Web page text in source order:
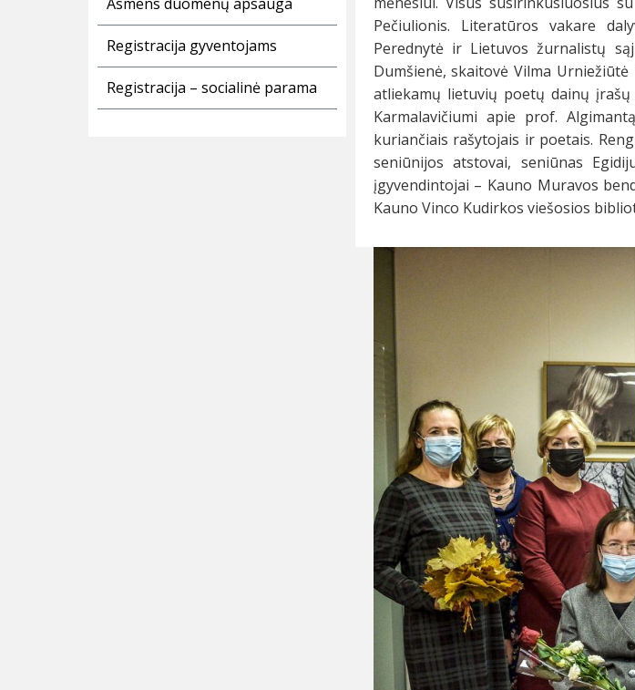
Registracija gyventojams
Registracija – socialinė parama
Pečiulionis. Literatūros vakare
Perednytė ir Lietuvos žurnalistų
Dumšienė, skaitovė Vilma
atliekamų lietuvių poetų dainų
Karmalavičiumi apie prof.
kuriančiais rašytojais ir poetais.
seniūnijos atstovai, seniūnas
įgyvendintojai – Kauno Muravos
Kauno Vinco Kudirkos viešosios